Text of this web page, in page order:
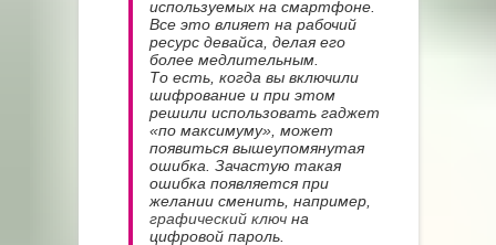
используемых на смартфоне.
Все это влияет на рабочий
ресурс девайса, делая его
более медлительным.
То есть, когда вы включили
шифрование и при этом
решили использовать гаджет
«по максимуму», может
появиться вышеупомянутая
ошибка. Зачастую такая
ошибка появляется при
желании сменить, например,
графический ключна
цифровой пароль.